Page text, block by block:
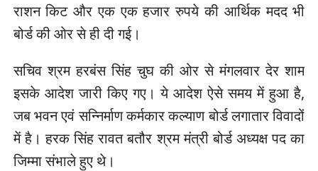
राशन किट और एक एक हजार रुपये की आर्थिक मदद भी
बोर्ड की ओर से ही दी गई।
सचिव श्रम हरबंस सिंह चुघ की ओर से मंगलवार देर शाम
इसके आदेश जारी किए गए। ये आदेश ऐसे समय में हुआ है,
जब भवन एवं सन्निर्माण कर्मकार कल्याण बोर्ड लगातार विवादों
में है। हरक सिंह रावत बतौर श्रम मंत्री बोर्ड अध्यक्ष पद का
जिम्मा संभाले हुए थे।